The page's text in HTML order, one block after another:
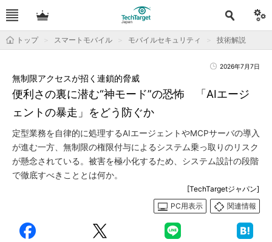
トップ スマートモバイル モバイルセキュリティ 技術解説
2026年7月7日
便利さの裏に潜む“神モード”の恐怖 「AIエージ
ェントの暴走」をどう防ぐか
無制限アクセスが招く連鎖的脅威
定型業務を自律的に処理するAIエージェントやMCPサーバの導入
が進む一方、無制限の権限付与によるシステム乗っ取りのリスク
が懸念されている。被害を極小化するため、システム設計の段階
で徹底すべきこととは何か。
[TechTargetジャパン]
PC用表示
関連情報